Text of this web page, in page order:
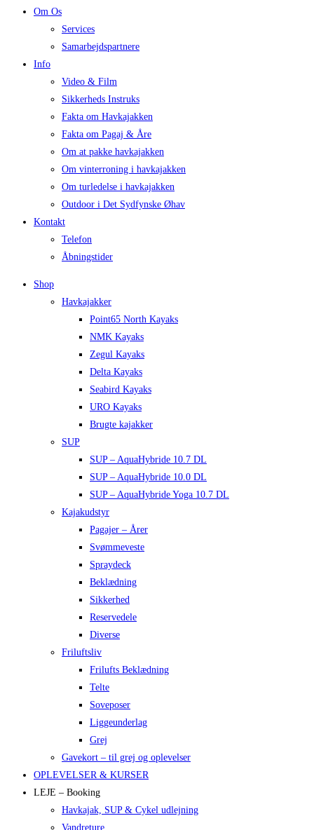
Om Os
Services
Samarbejdspartnere
Info
Video & Film
Sikkerheds Instruks
Fakta om Havkajakken
Fakta om Pagaj & Åre
Om at pakke havkajakken
Om vinterroning i havkajakken
Om turledelse i havkajakken
Outdoor i Det Sydfynske Øhav
Kontakt
Telefon
Åbningstider
Shop
Havkajakker
Point65 North Kayaks
NMK Kayaks
Zegul Kayaks
Delta Kayaks
Seabird Kayaks
URO Kayaks
Brugte kajakker
SUP
SUP – AquaHybride 10.7 DL
SUP – AquaHybride 10.0 DL
SUP – AquaHybride Yoga 10.7 DL
Kajakudstyr
Pagajer – Årer
Svømmeveste
Spraydeck
Beklædning
Sikkerhed
Reservedele
Diverse
Friluftsliv
Frilufts Beklædning
Telte
Soveposer
Liggeunderlag
Grej
Gavekort – til grej og oplevelser
OPLEVELSER & KURSER
LEJE – Booking
Havkajak, SUP & Cykel udlejning
Vandreture